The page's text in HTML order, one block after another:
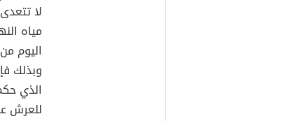
لا
مياه
اليوم
وبذلك
للعرش